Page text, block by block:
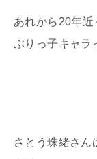
あれから 20年近
ぶりっ子キャラ
さとう珠緒さん